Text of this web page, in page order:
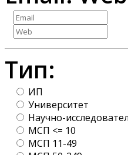
Тип:
ИП
Университет
Научно-
МСП <= 10
МСП 11-49